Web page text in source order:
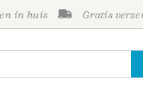
in huis Gratis